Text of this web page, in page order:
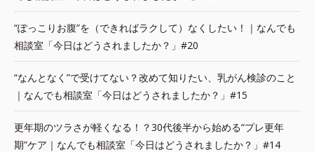
“ぽっこりお腹”を（できればラクして）なくしたい！｜なんでも
相談室「今日はどうされましたか？」#20
“なんとなく”で受けてない？改めて知りたい、乳がん検診のこと
｜なんでも相談室「今日はどうされましたか？」#15
更年期のツラさが軽くなる！？30代後半から始める“プレ更年
期”ケア｜なんでも相談室「今日はどうされましたか？」#14